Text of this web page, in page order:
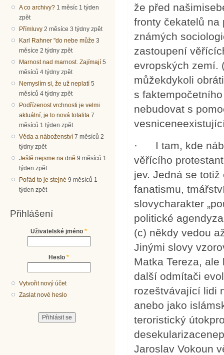
A co archivy? 1 měsíc 1 týden
zpět
Přímluvy 2 měsíce 3 týdny zpět
Karl Rahner "do nebe může 3
měsíce 2 týdny zpět
Marnost nad marnost. Zajímají 5
měsíců 4 týdny zpět
Nemyslím si, že už neplatí 5
měsíců 4 týdny zpět
Podřízenost vrchnosti je velmi
aktuální, je to nová totalita 7
měsíců 1 týden zpět
Věda a náboženství 7 měsíců 2
týdny zpět
Ještě nejsme na dně 9 měsíců 1
týden zpět
Pořád to je stejné 9 měsíců 1
týden zpět
Přihlášení
Uživatelské jméno *
Heslo *
Vytvořit nový účet
Zaslat nové heslo
že před
fronty čekatelů
známých
zastoupení
evropských zemí.
můžekdykoli
s
nebudovat s
· I tam, kde
věřícího
jev. Jedná se
fanatismu,
slovycharakter
politické
(c) někdy vedou
Jinými slovy
Matka Tereza,
další odmítači
rozeštvávající lidi
anebo jako
teroristický
Jaroslav Vokoun